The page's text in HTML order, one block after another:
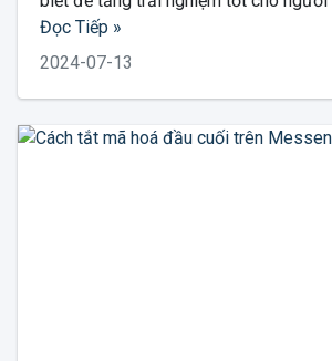
Đọc Tiếp »
2024-07-13